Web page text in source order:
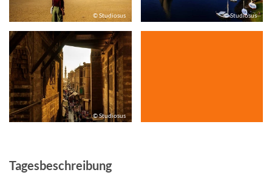
© Studiosus © Studiosus
© Studiosus
Tagesbeschreibung